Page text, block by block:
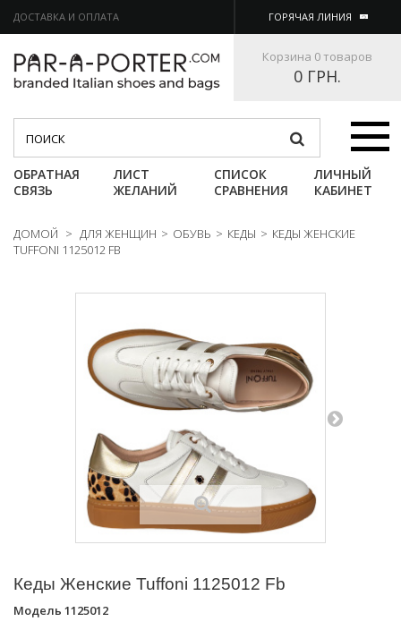
ДОСТАВКА И ОПЛАТА ГОРЯЧАЯ ЛИНИЯ
Корзина 0 товаров
0 ГРН.
Категории
ОБРАТНАЯ
СВЯЗЬ
ЛИСТ
ЖЕЛАНИЙ
СПИСОК
СРАВНЕНИЯ
ЛИЧНЫЙ
КАБИНЕТ
ДОМОЙ > ДЛЯ ЖЕНЩИН > ОБУВЬ > КЕДЫ > КЕДЫ ЖЕНСКИЕ
TUFFONI 1125012 FB
Кеды Женские Tuffoni 1125012 Fb
Модель 1125012